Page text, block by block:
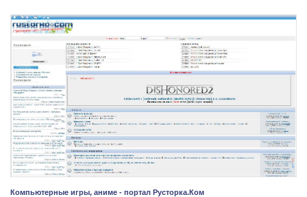
Компьютерные игры, аниме - портал Русторка.Ком